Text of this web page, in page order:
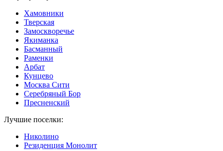
Хамовники
Тверская
Замоскворечье
Якиманка
Басманный
Раменки
Арбат
Кунцево
Москва Сити
Серебряный Бор
Пресненский
Лучшие поселки:
Николино
Резиденция Монолит